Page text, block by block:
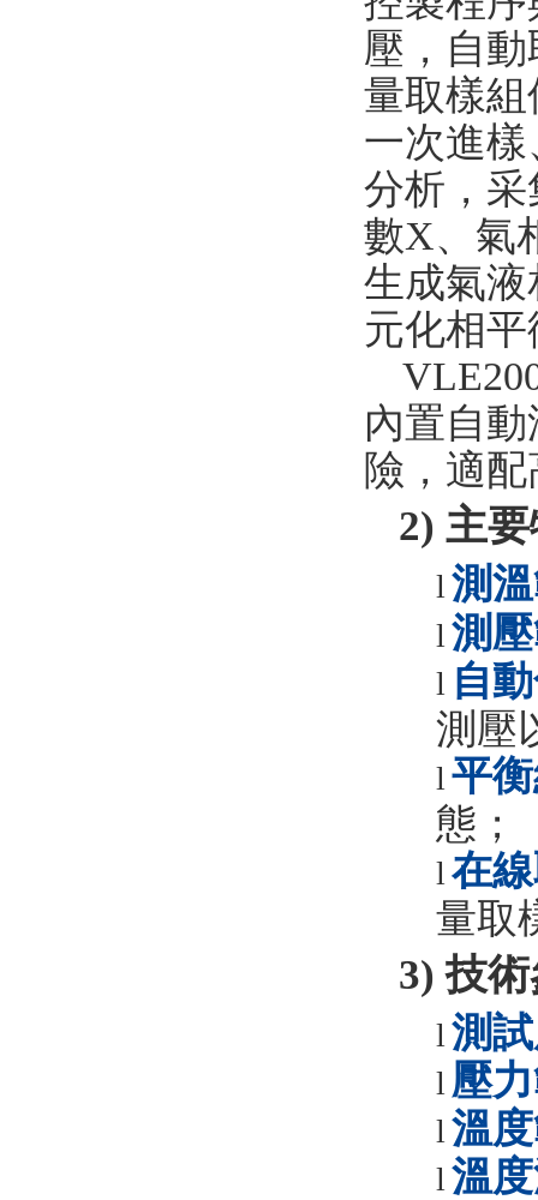
壓，自
量取樣
一次進
分析，
數X、氣
生成氣
元化相
內置自
險，適
2) 主
l 測
l 測
l 自
測壓
l 平
態；
l 在
量取
3) 技
l 測
l 壓
l 溫
l 溫